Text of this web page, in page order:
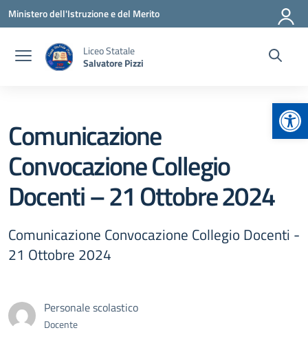
Vai ai contenuti
Vai al menu di navigazione
Vai al footer
Ministero dell'Istruzione e del Merito
Liceo Statale
Salvatore Pizzi
Comunicazione
Convocazione Collegio
Docenti – 21 Ottobre 2024
Comunicazione Convocazione Collegio Docenti -
21 Ottobre 2024
Personale scolastico
Docente